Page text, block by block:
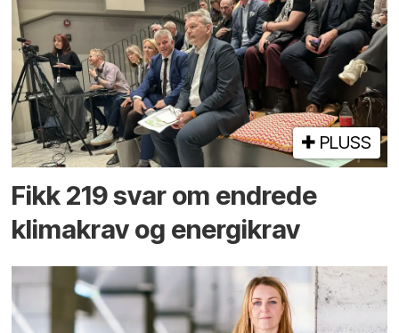
PLUSS
Fikk 219 svar om endrede
klimakrav og energikrav